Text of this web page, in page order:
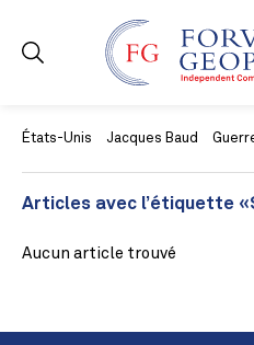
États-Unis Jacques Baud
Articles avec l’étiquette
Aucun article trouvé